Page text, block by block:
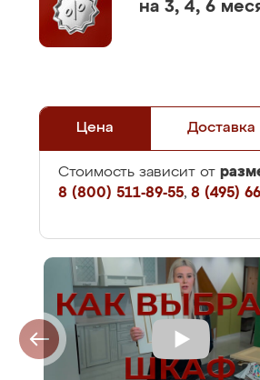
на 3, 4, 6
Цена Доставка
Стоимость зависит от
8 (800) 511-89-55, 8 (495)